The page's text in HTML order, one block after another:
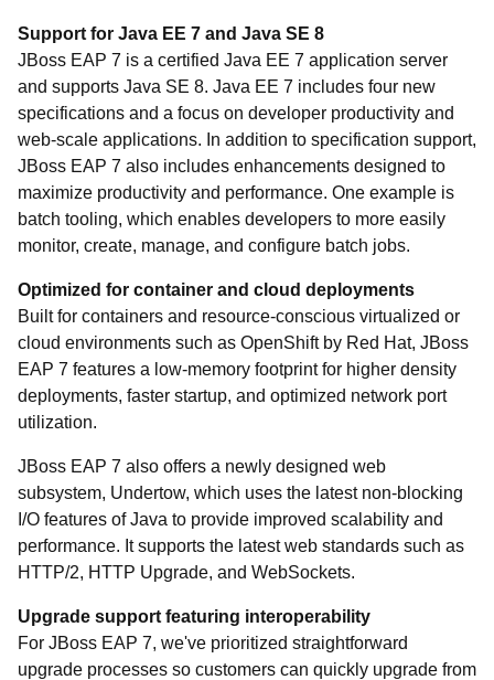
Support for Java EE 7 and Java SE 8
JBoss EAP 7 is a certified Java EE 7 application server
and supports Java SE 8. Java EE 7 includes four new
specifications and a focus on developer productivity and
web-scale applications. In addition to specification support,
JBoss EAP 7 also includes enhancements designed to
maximize productivity and performance. One example is
batch tooling, which enables developers to more easily
monitor, create, manage, and configure batch jobs.
Optimized for container and cloud deployments
Built for containers and resource-conscious virtualized or
cloud environments such as OpenShift by Red Hat, JBoss
EAP 7 features a low-memory footprint for higher density
deployments, faster startup, and optimized network port
utilization.
JBoss EAP 7 also offers a newly designed web
subsystem, Undertow, which uses the latest non-blocking
I/O features of Java to provide improved scalability and
performance. It supports the latest web standards such as
HTTP/2, HTTP Upgrade, and WebSockets.
Upgrade support featuring interoperability
For JBoss EAP 7, we've prioritized straightforward
upgrade processes so customers can quickly upgrade from